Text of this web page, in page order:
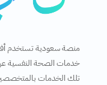
منصة سعودية تستخدم
خدمات الصحة النفسية
تلك الخدمات